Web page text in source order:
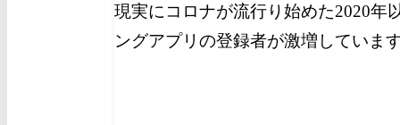
現実にコロナが流行り始めた2020年
ングアプリの登録者が激増していま